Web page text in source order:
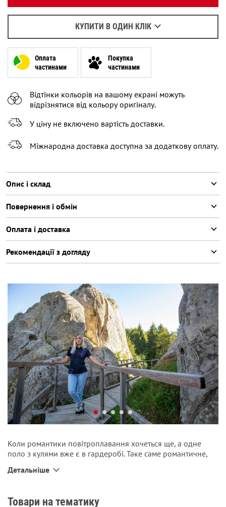
L Повідомити про наявність
КУПИТИ В ОДИН КЛІК
Написати у WhatsApp
Оплата
частинами
Покупка
частинами
Відтінки кольорів на вашому екрані можуть
відрізнятися від кольору оригіналу.
У ціну не включено вартість доставки.
Міжнародна доставка доступна за додаткову оплату.
Опис і склад
Повернення і обмін
Оплата і доставка
Рекомендації з догляду
Коли романтики повітроплавання хочеться ще, а одне
поло з кулями вже є в гардеробі. Таке саме романтичне,
гасло повітроплавців «Вище нас тільки небо» на спині,
підтримку нашитого лого Галицького товариства
Детальніше
Товари на тематику